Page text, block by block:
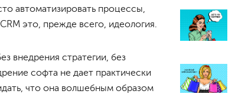
автоматизировать процессы,
это, прежде всего, идеология.
внедрения стратегии, без
софта не дает практически
что она волшебным образом